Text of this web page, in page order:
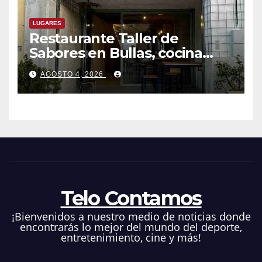
LUGARES
Restaurante Taller de
Sabores en Bullas, cocina
ecléctica
AGOSTO 4, 2026
Telo Contamos
¡Bienvenidos a nuestro medio de noticias donde
encontrarás lo mejor del mundo del deporte,
entretenimiento, cine y más!